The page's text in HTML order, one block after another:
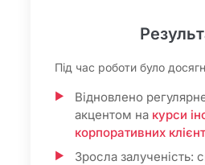
Під час роботи було
Відновлено
акцентом на курси
корпоративних
Зросла залученість: